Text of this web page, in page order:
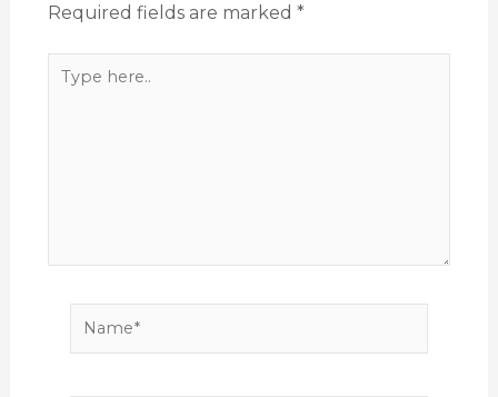
Required fields are marked *
Type
Name*